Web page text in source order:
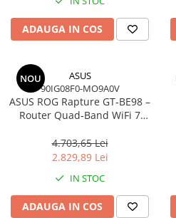
Imprimante Large Format Printer
(LFP)
Plottere & Scannere
Scannere
Scannere Documente
Caști & Microfoane
Căști Gaming & Consumer
Microfoane & Reportofoane
Display & signage
Ecrane Digital Signage
Ecrane Touchscreen Digital Signage
Proiectoare
Proiectoare Business
Proiectoare Consumer
Memorii RAM
Memorii Laptop
Stick-uri USB
Surse de alimentare
Surse de Alimentare PC
Ventilatoare & Sisteme de Răcire
Răcire PC
Ventilatoare & Sisteme de Răcire
Accesorii componente
Hub-uri USB
Genți & Rucsacuri
Husa Laptop
Rucsacuri
Rucsacuri & Genți Laptop
Kit-uri Tastatura si Mouse
Prize cu Protecție
USB & Card Readers
Cititoare de Carduri Usb
ADAUGA IN COS
NOU
ASUS
90IG08F0-MO9A0V
ASUS ROG Rapture GT‑BE98 –
Router Quad‑Band WiFi 7
2.5GbE, Gaming, AiMesh
4.703,65 Lei
2.829,89 Lei
IN STOC
ADAUGA IN COS